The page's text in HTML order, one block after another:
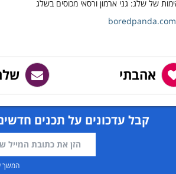
boredpanda.com
אהבתי
קבל עדכונים על תכנים
המשך